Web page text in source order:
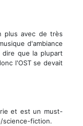
plus avec de très
d'ambiance
que la plupart
l'OST se devait
et est un must-
science-fiction.